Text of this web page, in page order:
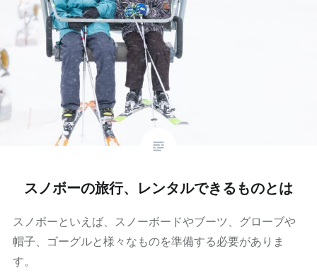
スノボーの旅行、レンタルできるものとは
スノボーといえば、スノーボードやブーツ、グローブや
帽子、ゴーグルと様々なものを準備する必要がありま
す。